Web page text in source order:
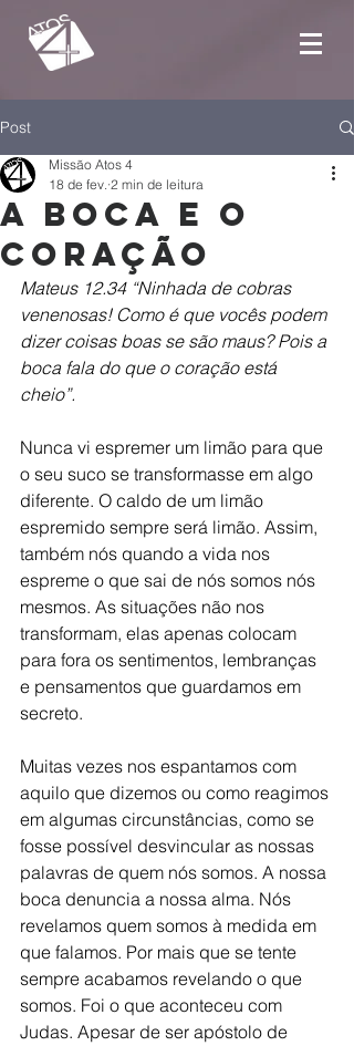
Post
A boca e o
coração
Missão Atos 4
18 de fev. 2 min de leitura
Mateus 12.34 “Ninhada de cobras
venenosas! Como é que vocês podem
dizer coisas boas se são maus? Pois a
boca fala do que o coração está
cheio”.
Nunca vi espremer um limão para que
o seu suco se transformasse em algo
diferente. O caldo de um limão
espremido sempre será limão. Assim,
também nós quando a vida nos
espreme o que sai de nós somos nós
mesmos. As situações não nos
transformam, elas apenas colocam
para fora os sentimentos, lembranças
e pensamentos que guardamos em
secreto.
Muitas vezes nos espantamos com
aquilo que dizemos ou como reagimos
em algumas circunstâncias, como se
fosse possível desvincular as nossas
palavras de quem nós somos. A nossa
boca denuncia a nossa alma. Nós
revelamos quem somos à medida em
que falamos. Por mais que se tente
sempre acabamos revelando o que
somos. Foi o que aconteceu com
Judas. Apesar de ser apóstolo de